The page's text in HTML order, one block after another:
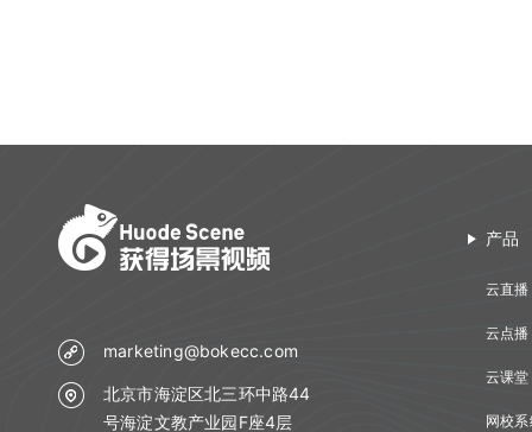
marketing@bokecc.com
北京市海淀区北三环中路44
号海淀文教产业园F座4层
产品
云直播
云点播
云课堂
网校